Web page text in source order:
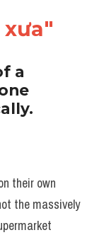
a
their own
the massively